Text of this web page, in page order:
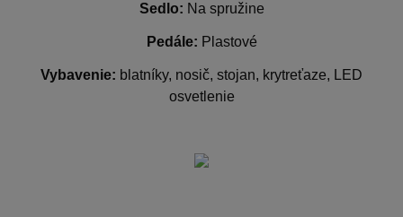
Sedlo: Na spružine
Pedále: Plastové
Vybavenie: blatníky, nosič, stojan, krytreťaze, LED
osvetlenie